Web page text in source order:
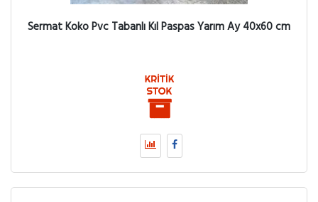
Sermat Koko Pvc Tabanlı Kıl Paspas Yarım Ay 40x60 cm